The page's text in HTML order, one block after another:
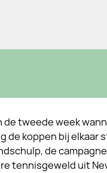
de tweede week
de koppen bij elkaar
de
tennisgeweld uit